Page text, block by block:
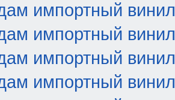
импортный винил
импортный винил
импортный винил
импортный винил